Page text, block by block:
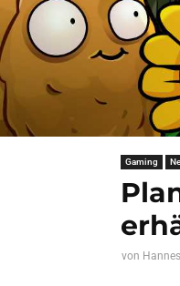
Gaming
von